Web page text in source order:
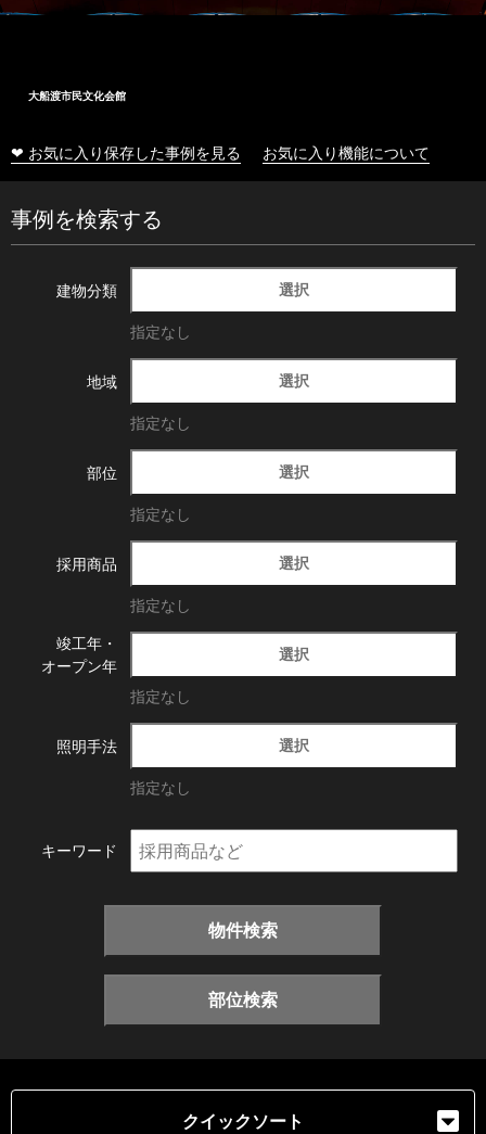
大船渡市民文化会館
❤ お気に入り保存した事例を見る お気に入り機能について
事例を検索する
建物分類 選択
指定なし
地域 選択
指定なし
部位 選択
指定なし
採用商品 選択
指定なし
竣工年・
オープン年
選択
指定なし
照明手法 選択
指定なし
キーワード
物件検索
部位検索
クイックソート